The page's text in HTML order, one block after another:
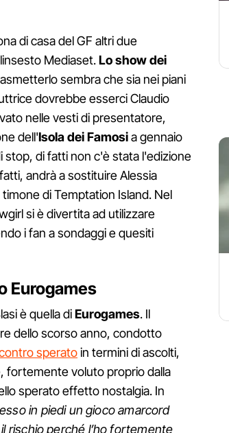
di casa del GF altri due
Mediaset.Lo show dei
sembra che sia nei piani
dovrebbe esserci Claudio
nelle vesti di presentatore,
dell'Isola dei Famosia gennaio
stop, di fatti non c'è stata l'edizione
andrà a sostituire Alessia
di Temptation Island. Nel
si è divertita ad utilizzare
i fan a sondaggi e quesiti
Eurogames
è quella diEurogames. Il
dello scorso anno, condotto
speratoin termini di ascolti,
fortemente voluto proprio dalla
sperato effetto nostalgia. In
in piedi un gioco amarcord
rischio perché l’ho fortemente